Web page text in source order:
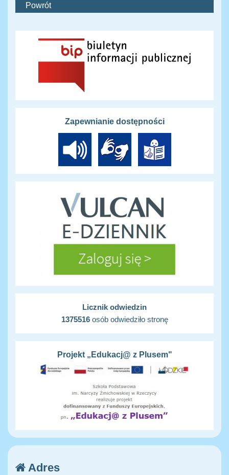
Powrót
Zapewnianie dostępności
Licznik odwiedzin
1375516osób odwiedziło stronę
Projekt „Edukacj@ z Plusem"
Adres